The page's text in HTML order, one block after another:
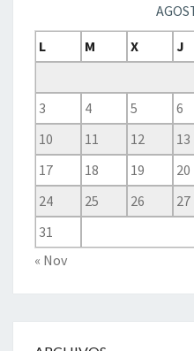
L
M X J
3
4 5 6
10
11 12 13
17
18 19 20
24
25 26 27
31
« Nov